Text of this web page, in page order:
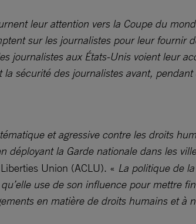
leur attention vers la Coupe du
sur les journalistes pour leur fournir
journalistes aux États-Unis voient leur
sécurité des journalistes avant,
et agressive contre les droits
déployant la Garde nationale dans les
Union (ACLU). « La politique de
use de son influence pour mettre
en matière de droits humains et à